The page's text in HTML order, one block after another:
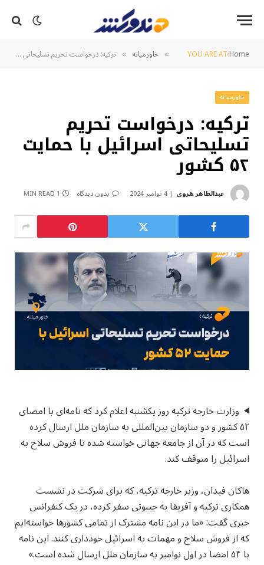
YOU ARE AT:Home
» خاورمیانه » ترکیه: درخواست تحریم تسلیحاتی اسرائیل با حمایت ۵۲ کشور
خاورمیانه
ترکیه: درخواست تحریم
تسلیحاتی اسرائیل با حمایت
۵۲ کشور
عبدالظاهر هروی 4 نوامبر 2024 بدون دیدگاه 1 MIN READ
وزارت خارجه ترکیه روز یکشنبه اعلام کرد که نامه‌ای با امضای
۵۲ کشور و دو سازمان بین‌المللی به سازمان ملل ارسال کرده
است که در آن از جامعه جهانی خواسته شده تا فروش سلاح به
اسرائیل را متوقف کند.
هاکان فیدان، وزیر خارجه ترکیه، که برای شرکت در نشست
همکاری ترکیه و آفریقا به جیبوتی سفر کرده، در یک کنفرانس
خبری گفت: «ما در این نامه مشترک از تمامی کشورها خواسته‌ایم
که از فروش سلاح و مهمات به اسرائیل خودداری کنند. این نامه
با ۵۴ امضا در اول نوامبر به سازمان ملل ارسال شده است.»